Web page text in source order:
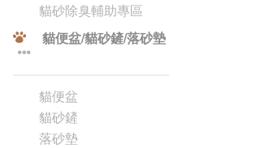
貓砂除臭輔助專區
貓便盆/貓砂鏟/落砂墊
貓便盆
貓砂鏟
落砂墊